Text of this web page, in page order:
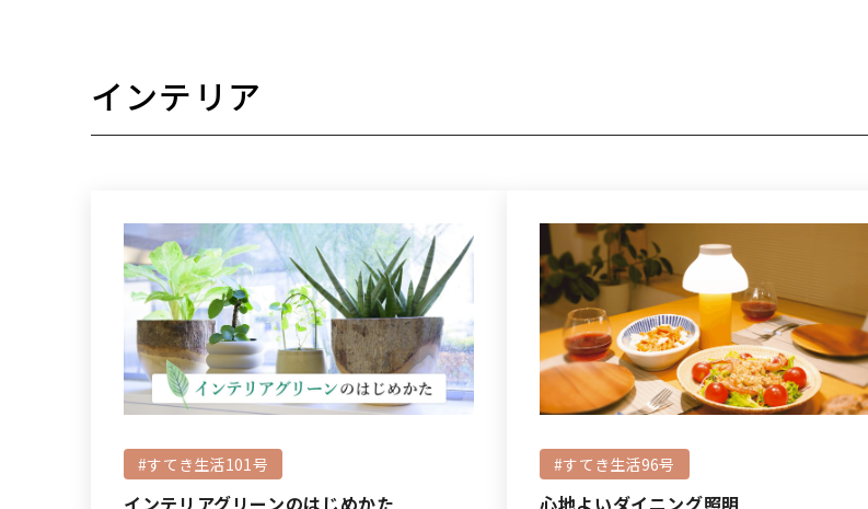
インテリア
#すてき生活101号
インテリアグリーンのはじめかた
#すてき生活96号
心地よいダイニング照明